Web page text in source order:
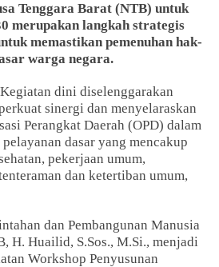
Tenggara Barat (NTB) untuk
merupakan langkah strategis
memastikan pemenuhan hak-
warga negara.
dini diselenggarakan
sinergi dan menyelaraskan
Perangkat Daerah (OPD) dalam
dasar yang mencakup
pekerjaan umum,
dan ketertiban umum,
dan Pembangunan Manusia
H. Huailid, S.Sos., M.Si., menjadi
Workshop Penyusunan